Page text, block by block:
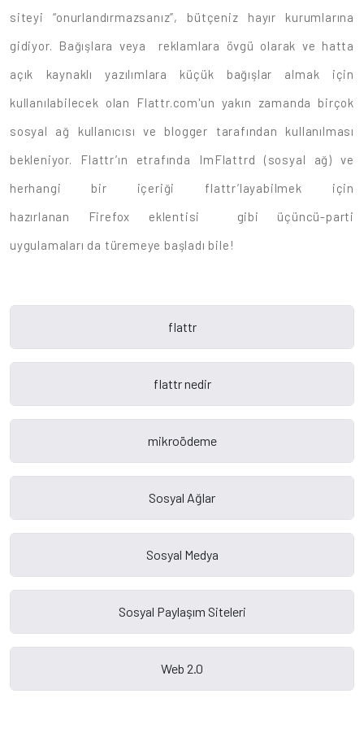
siteyi “onurlandırmazsanız”, bütçeniz hayır kurumlarına
gidiyor. Bağışlara veya reklamlara övgü olarak ve hatta
açık kaynaklı yazılımlara küçük bağışlar almak için
kullanılabilecek olan Flattr.com'un yakın zamanda birçok
sosyal ağ kullanıcısı ve blogger tarafından kullanılması
bekleniyor. Flattr’ın etrafında ImFlattrd (sosyal ağ) ve
herhangi bir içeriği flattr’layabilmek için
hazırlanan Firefox eklentisi gibi üçüncü-parti
uygulamaları da türemeye başladı bile!